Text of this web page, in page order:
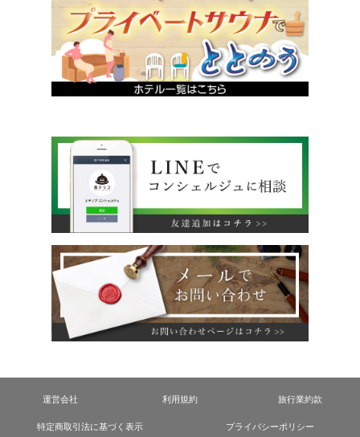
運営会社 利用規約 旅行業約款
特定商取引法に基づく表示 プライバシーポリシー